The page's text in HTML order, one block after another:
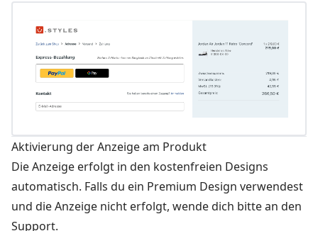
Aktivierung der Anzeige am Produkt
Die Anzeige erfolgt in den kostenfreien Designs
automatisch. Falls du ein Premium Design verwendest
und die Anzeige nicht erfolgt, wende dich bitte an den
Support.